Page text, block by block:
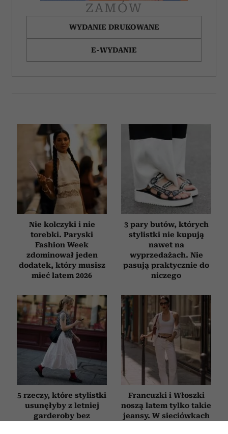
ZAMÓW
WYDANIE DRUKOWANE
E-WYDANIE
Nie kolczyki i nie
torebki. Paryski
Fashion Week
zdominował jeden
dodatek, który musisz
mieć latem 2026
3 pary butów, których
stylistki nie kupują
nawet na
wyprzedażach. Nie
pasują praktycznie do
niczego
5 rzeczy, które stylistki
usunęłyby z letniej
garderoby bez
Francuzki i Włoszki
noszą latem tylko takie
jeansy. W sieciówkach